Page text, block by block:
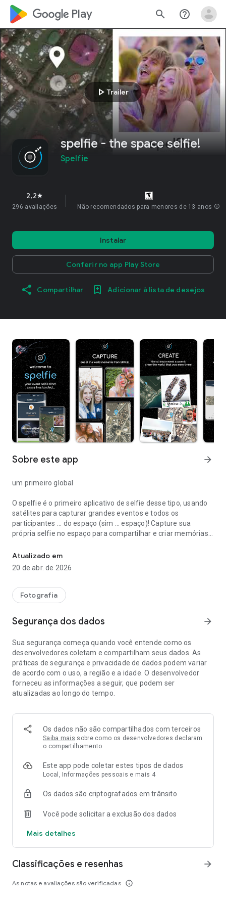
google_logo Play search help_outline
play_arrowTrailer
spelfie - the space selfie!
Spelfie
2,2star
296 avaliações Não recomendados para menores de 13 anos info
Instalar
Conferir no app Play Store
Compartilhar Adicionar à lista de desejos
Sobre este app arrow_forward
um primeiro global
O spelfie é o primeiro aplicativo de selfie desse tipo, usando
satélites para capturar grandes eventos e todos os
participantes ... do espaço (sim ... espaço)! Capture sua
própria selfie no espaço para compartilhar e criar memórias
mundo ...
Seu momento único de evento é capturado para sempre com
sua selfie do espaço. Crie um legado e capture memórias
todos os seus espíritos de novo e de novo!
um movimento social
spelfie é um movimento de pessoas que querem mudar o
mundo e fazer a diferença. O poder de um spelfie pode
ajudar a aumentar a conscientização globalmente,
incentivando outras pessoas a participar e querer fazer a
com o mundo ... mostre a eles que você estava lá!
mudando o mundo
tornar o mundo um lugar melhor, gostamos de chamar de
'eco-eventos'. Através do poder das mídias sociais, você
spelfie coloca você na imagem de satélite para que você
É totalmente gratuito para usuários, uau! Os parceiros e
precisa fazer é escolher o evento no aplicativo spelfie, tirar
Atualizado em
20 de abr. de 2026
Fotografia
Segurança dos dados arrow_forward
Sua segurança começa quando você entende como os
desenvolvedores coletam e compartilham seus dados. As
práticas de segurança e privacidade de dados podem variar
de acordo com o uso, a região e a idade. O desenvolvedor
forneceu as informações a seguir, que podem ser
atualizadas ao longo do tempo.
Os dados não são compartilhados com terceiros
Saiba mais sobre como os desenvolvedores declaram
o compartilhamento
Este app pode coletar estes tipos de dados
Local, Informações pessoais e mais 4
Os dados são criptografados em trânsito
Você pode solicitar a exclusão dos dados
Mais detalhes
Classificações e resenhas
As notas e avaliações são verificadas info_outline
arrow_forward